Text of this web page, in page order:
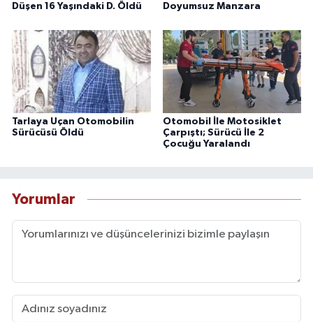
Düşen 16 Yaşındaki D. Öldü
Doyumsuz Manzara
Tarlaya Uçan Otomobilin
Sürücüsü Öldü
Otomobil İle Motosiklet
Çarpıştı; Sürücü İle 2
Çocuğu Yaralandı
Yorumlar